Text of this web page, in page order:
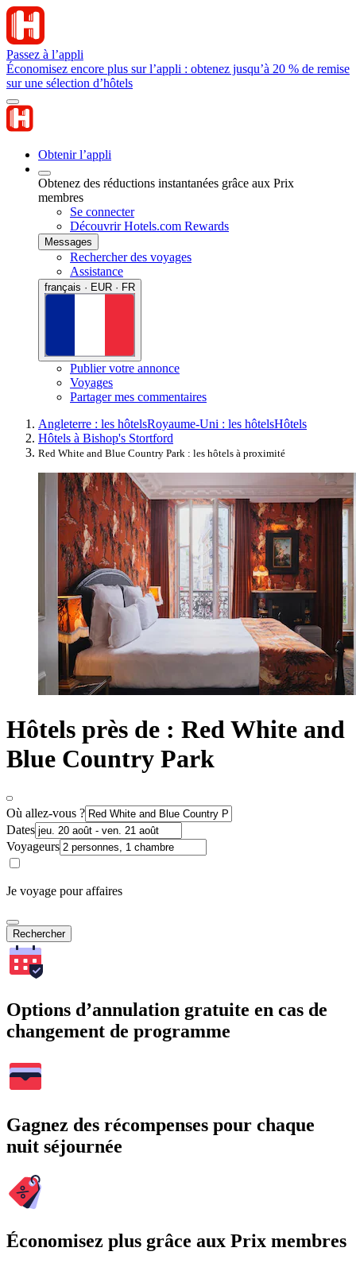
Passez à l’appli
Économisez encore plus sur l’appli : obtenez jusqu’à 20 % de remise
sur une sélection d’hôtels
Obtenir l’appli
Obtenez des réductions instantanées grâce aux Prix
membres
Se connecter
Découvrir Hotels.com Rewards
Messages
Rechercher des voyages
Assistance
français · EUR · FR
Publier votre annonce
Voyages
Partager mes commentaires
Angleterre : les hôtelsRoyaume-Uni : les hôtelsHôtels
Hôtels à Bishop's Stortford
Red White and Blue Country Park : les hôtels à proximité
Hôtels près de : Red White and
Blue Country Park
Où allez-vous ?
Dates
Voyageurs
Je voyage pour affaires
Rechercher
Options d’annulation gratuite en cas de
changement de programme
Gagnez des récompenses pour chaque
nuit séjournée
Économisez plus grâce aux Prix membres